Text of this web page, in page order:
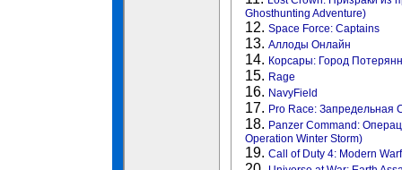
Ghosthunting Adventure)
12. Space Force: Captains
13. Аллоды Онлайн
14. Корсары: Город
15. Rage
16. NavyField
17. Pro Race: Запредельная
18. Panzer Command:
Operation Winter Storm)
19. Call of Duty 4: Modern